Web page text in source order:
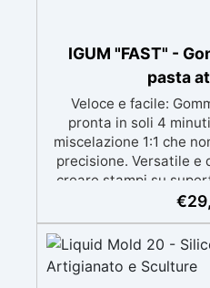
IGUM "FAST" -
pasta
Veloce e facile:
pronta in soli 4
miscelazione 1:1 che
precisione. Versatile e
creare stampi su
intricati, compatibile
Atossica e sicura:
atossica e facile da
mascherina. Alta
€